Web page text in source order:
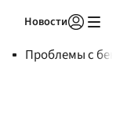
Новости
Проблемы с